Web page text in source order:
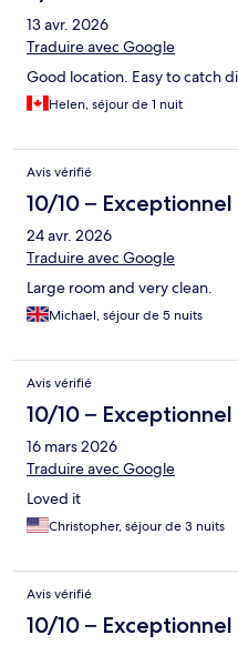
13 avr. 2026
Traduire avec Google
Good location. Easy to catch
Helen, séjour de 1 nuit
Avis vérifié
10/10 – Exceptionnel
24 avr. 2026
Traduire avec Google
Large room and very clean.
Michael, séjour de 5 nuits
Avis vérifié
10/10 – Exceptionnel
16 mars 2026
Traduire avec Google
Loved it
Christopher, séjour de 3 nuits
Avis vérifié
10/10 – Exceptionnel